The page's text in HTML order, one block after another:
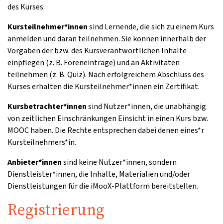
des Kurses.
Kursteilnehmer*innensind Lernende, die sich zu einem Kurs
anmelden und daran teilnehmen. Sie können innerhalb der
Vorgaben der bzw. des Kursverantwortlichen Inhalte
einpflegen (z. B. Foreneinträge) und an Aktivitäten
teilnehmen (z. B. Quiz). Nach erfolgreichem Abschluss des
Kurses erhalten die Kursteilnehmer*innen ein Zertifikat.
Kursbetrachter*innensind Nutzer*innen, die unabhängig
von zeitlichen Einschränkungen Einsicht in einen Kurs bzw.
MOOC haben. Die Rechte entsprechen dabei denen eines*r
Kursteilnehmers*in.
Anbieter*innensind keine Nutzer*innen, sondern
Dienstleister*innen, die Inhalte, Materialien und/oder
Dienstleistungen für die iMooX-Plattform bereitstellen.
Registrierung